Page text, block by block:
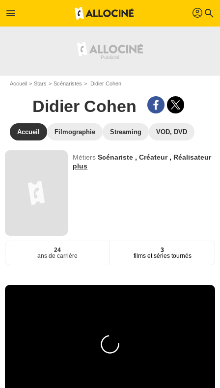
menu profil search
Accueil Stars Scénaristes Didier Cohen
Didier Cohen
Accueil Filmographie Streaming VOD, DVD
MétiersScénariste ,Créateur , Réalisateur
plus
24
ans de carrière
3
films et séries tournés